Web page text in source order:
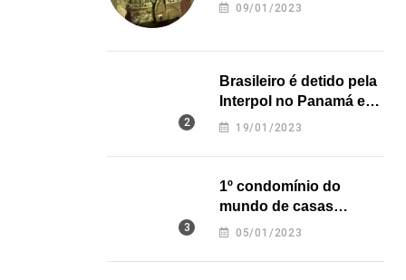
Açaí é reconhecido oficialmente como fruto
21/01/2026
09/01/2023
Brasileiro é detido pela
Interpol no Panamá e
pode pegar prisão
19/01/2023
1º condomínio do
mundo de casas
impressas em 3D é
05/01/2023